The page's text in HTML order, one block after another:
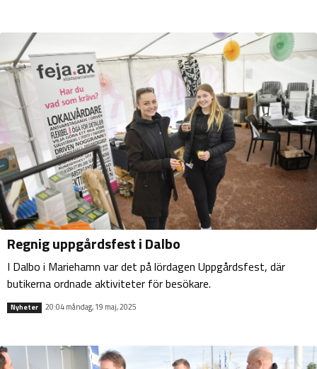
Regnig uppgårdsfest i Dalbo
I Dalbo i Mariehamn var det på lördagen Uppgårdsfest, där
butikerna ordnade aktiviteter för besökare.
Nyheter 20:04 måndag, 19 maj, 2025